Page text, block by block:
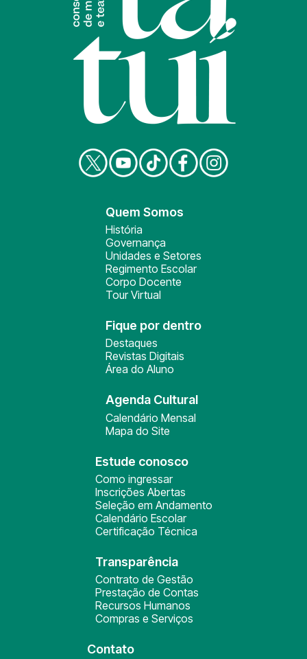
Quem Somos
História
Governança
Unidades e Setores
Regimento Escolar
Corpo Docente
Tour Virtual
Fique por dentro
Destaques
Revistas Digitais
Área do Aluno
Agenda Cultural
Calendário Mensal
Mapa do Site
Estude conosco
Como ingressar
Inscrições Abertas
Seleção em Andamento
Calendário Escolar
Certificação Técnica
Transparência
Contrato de Gestão
Prestação de Contas
Recursos Humanos
Compras e Serviços
Contato